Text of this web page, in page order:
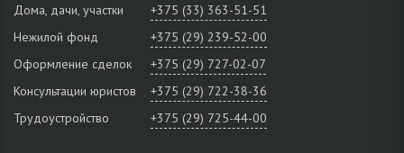
Дома, дачи, участки
+375 (33) 363-51-51
Нежилой фонд
+375 (29) 239-52-00
Оформление сделок
+375 (29) 727-02-07
Консультации юристов
+375 (29) 722-38-36
Трудоустройство
+375 (29) 725-44-00